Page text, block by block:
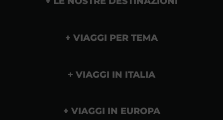
VIAGGI PER TEMA
VIAGGI IN ITALIA
VIAGGI IN EUROPA